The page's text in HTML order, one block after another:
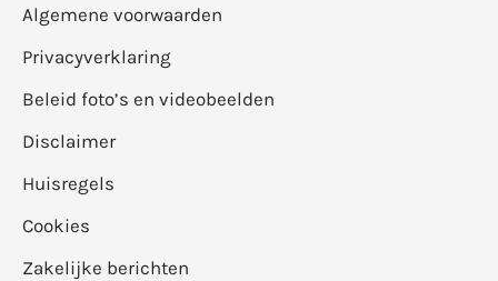
Algemene voorwaarden
Privacyverklaring
Beleid foto’s en videobeelden
Disclaimer
Huisregels
Cookies
Zakelijke berichten